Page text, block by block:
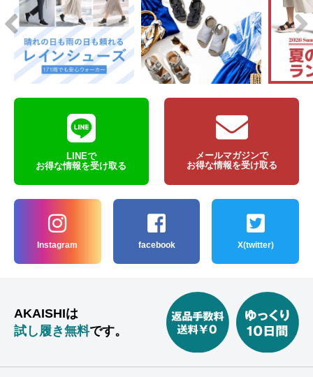
LINEで
お得な情報を受け取る
メールマガジンで
お得な情報を受け取る
Instagram facebook X(twitter)
AKAISHIは
試し履き無料です。